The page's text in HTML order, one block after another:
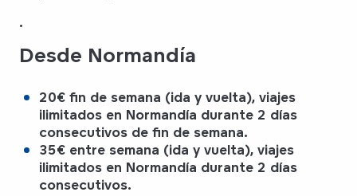
.
Desde Normandía
20€ fin de semana (ida y vuelta), viajes
ilimitados en Normandía durante 2 días
consecutivos de fin de semana.
35€ entre semana (ida y vuelta), viajes
ilimitados en Normandía durante 2 días
consecutivos.